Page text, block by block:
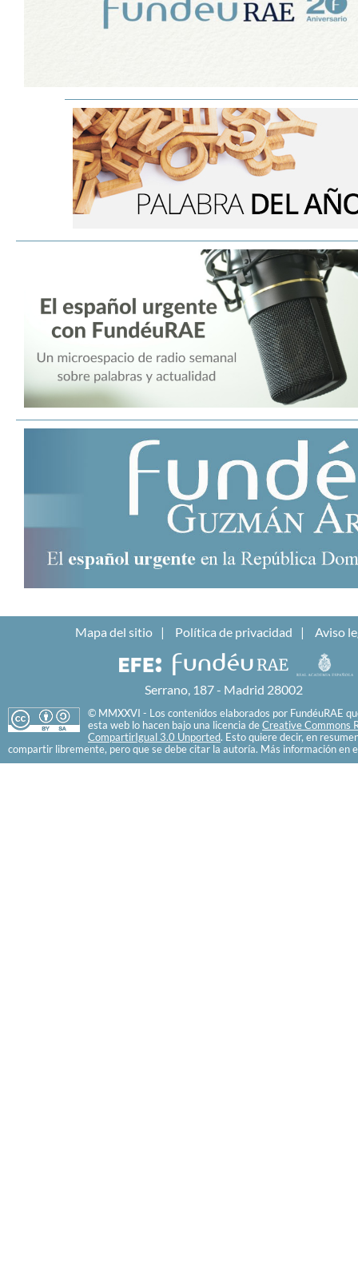
Mapa del sitio Política de privacidad Aviso
Serrano, 187 - Madrid 28002
© MMXXVI - Los contenidos elaborados por FundéuRAE
esta web lo hacen bajo una licencia de Creative Commons
CompartirIgual 3.0 Unported. Esto quiere decir, en
compartir libremente, pero que se debe citar la autoría. Más información en